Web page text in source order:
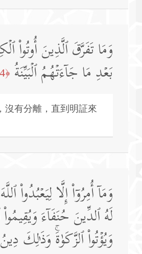
وَمَا تَفَرَّقَ ٱلَّذِینَ أُوتُوا۟
بَعۡدِ مَا جَاۤءَتۡهُمُ ٱلۡبَیِّنَةُ ﴿4﴾
沒有分離，直到明証來
وَمَاۤ أُمِرُوۤا۟ إِلَّا لِیَعۡبُدُوا۟
لَهُ ٱلدِّینَ حُنَفَاۤءَ
وَیُؤۡتُوا۟ ٱلزَّكَوٰةَۚ وَذَ ٰ⁠لِكَ